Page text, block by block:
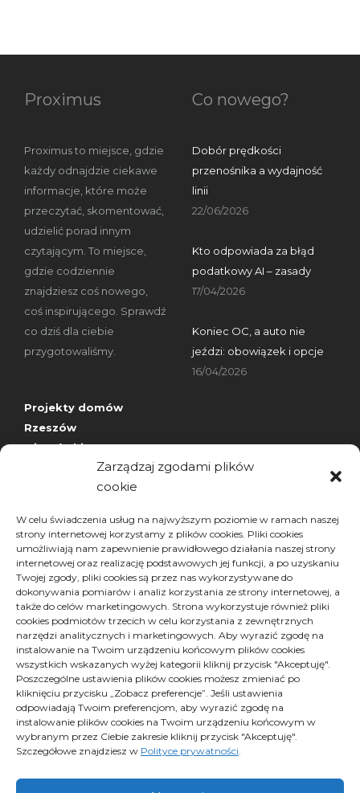
Zarządzaj zgodami plików
cookie
W celu świadczenia usług na najwyższym poziomie w ramach naszej
strony internetowej korzystamy z plików cookies. Pliki cookies
umożliwiają nam zapewnienie prawidłowego działania naszej strony
internetowej oraz realizację podstawowych jej funkcji, a po uzyskaniu
Twojej zgody, pliki cookies są przez nas wykorzystywane do
dokonywania pomiarów i analiz korzystania ze strony internetowej, a
także do celów marketingowych. Strona wykorzystuje również pliki
cookies podmiotów trzecich w celu korzystania z zewnętrznych
narzędzi analitycznych i marketingowych. Aby wyrazić zgodę na
instalowanie na Twoim urządzeniu końcowym plików cookies
wszystkich wskazanych wyżej kategorii kliknij przycisk "Akceptuję".
Poszczególne ustawienia plików cookies możesz zmieniać po
kliknięciu przycisku „Zobacz preferencje”. Jeśli ustawienia
odpowiadają Twoim preferencjom, aby wyrazić zgodę na
instalowanie plików cookies na Twoim urządzeniu końcowym w
wybranym przez Ciebie zakresie kliknij przycisk "Akceptuję".
Szczegółowe znajdziesz w Polityce prywatności.
Proximus
Proximus to miejsce, gdzie
każdy odnajdzie ciekawe
informacje, które może
przeczytać, skomentować,
udzielić porad innym
czytającym. To miejsce,
gdzie codziennie
znajdziesz coś nowego,
coś inspirującego. Sprawdź
co dziś dla ciebie
przygotowaliśmy.
Projekty domów
Rzeszów
wizytówki nap
Co nowego?
Dobór prędkości
przenośnika a wydajność
linii
22/06/2026
Kto odpowiada za błąd
podatkowy AI – zasady
17/04/2026
Koniec OC, a auto nie
jeździ: obowiązek i opcje
16/04/2026
Archiwa
Wybierz miesiąc
Archiwa
Polityka plików cookies (EU)
Polityka prywatności
Proximus - Wszelkie prawa zastrzeżone